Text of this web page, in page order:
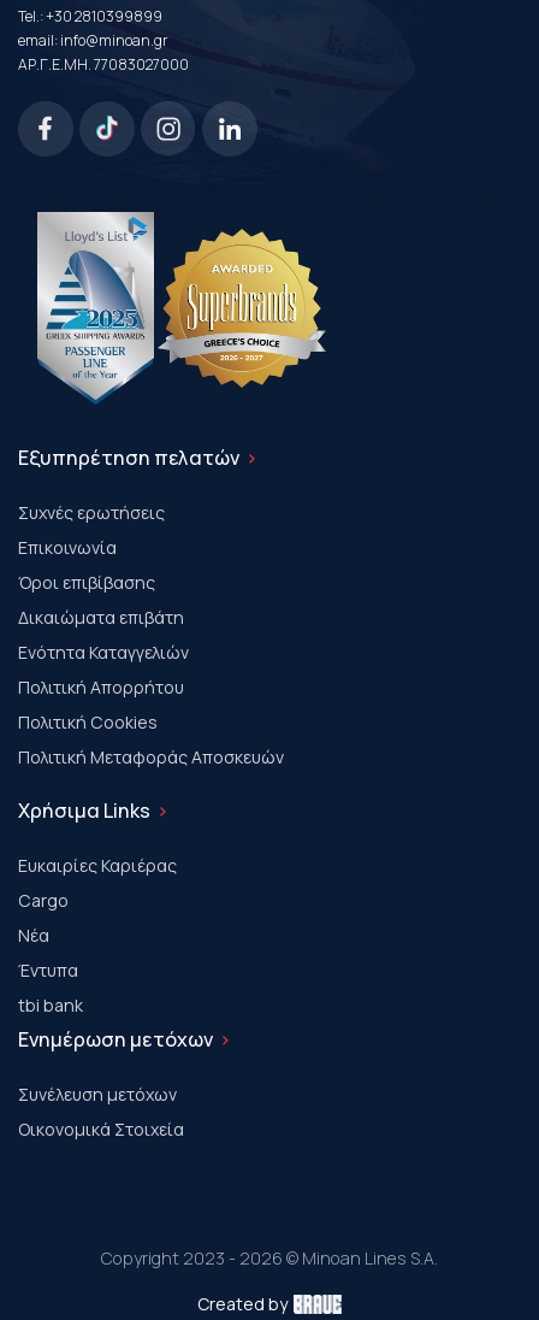
Tel.:+30 2810399899
email:info@minoan.gr
ΑΡ.Γ.Ε.ΜΗ. 77083027000
Εξυπηρέτηση πελατών
Συχνές ερωτήσεις
Επικοινωνία
Όροι επιβίβασης
Δικαιώματα επιβάτη
Ενότητα Καταγγελιών
Πολιτική Απορρήτου
Πολιτική Cookies
Πολιτική Μεταφοράς Αποσκευών
Χρήσιμα Links
Ευκαιρίες Καριέρας
Cargo
Νέα
Έντυπα
tbi bank
Ενημέρωση μετόχων
Συνέλευση μετόχων
Οικονομικά Στοιχεία
Copyright 2023 - 2026 © Minoan Lines S.A.
Created by